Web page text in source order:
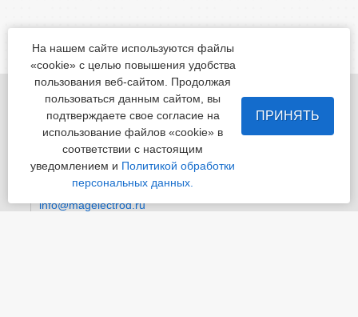
455022, Челябинская обл., Магнитогорск, шоссе
Белорецкое, д.5
пн - пт с 8:00 до 17:00 сб-вс-вых.
Приемная +7 (3519) 24-07-29
info@magelectrod.ru
На нашем сайте используются файлы
«cookie» с целью повышения удобства
пользования веб-сайтом. Продолжая
пользоваться данным сайтом, вы
подтверждаете свое согласие на
использование файлов «cookie» в
соответствии с настоящим
уведомлением и Политикой обработки
персональных данных.
ПРИНЯТЬ